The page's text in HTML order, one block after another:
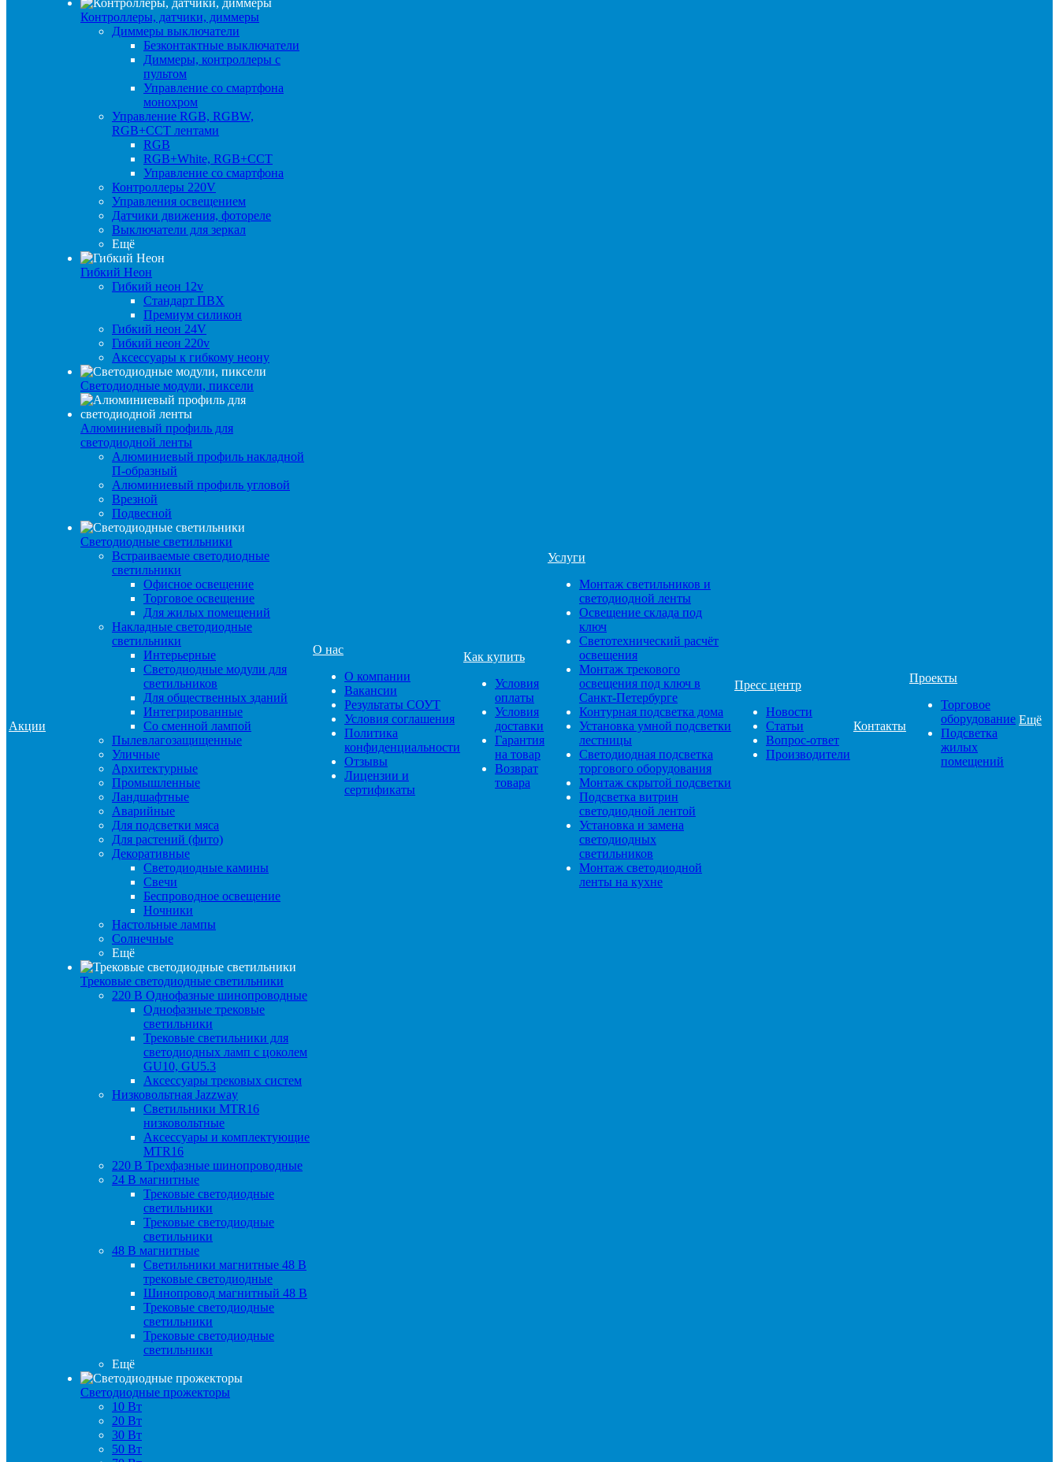
Акции
Контроллеры, датчики, диммеры
Диммеры выключатели
Безконтактные выключатели
Диммеры, контроллеры с
пультом
Управление со смартфона
монохром
Управление RGB, RGBW,
RGB+CCT лентами
RGB
RGB+White, RGB+CCT
Управление со смартфона
Контроллеры 220V
Управления освещением
Датчики движения, фотореле
Выключатели для зеркал
Ещё
Гибкий Неон
Гибкий неон 12v
Стандарт ПВХ
Премиум силикон
Гибкий неон 24V
Гибкий неон 220v
Аксессуары к гибкому неону
Светодиодные модули, пиксели
Алюминиевый профиль для
светодиодной ленты
Алюминиевый профиль накладной
П-образный
Алюминиевый профиль угловой
Врезной
Подвесной
Светодиодные светильники
Встраиваемые светодиодные
светильники
Офисное освещение
Торговое освещение
Для жилых помещений
Накладные светодиодные
светильники
Интерьерные
Светодиодные модули для
светильников
Для общественных зданий
Интегрированные
Со сменной лампой
Пылевлагозащищенные
Уличные
Архитектурные
Промышленные
Ландшафтные
Аварийные
Для подсветки мяса
Для растений (фито)
Декоративные
Светодиодные камины
Свечи
Беспроводное освещение
Ночники
Настольные лампы
Солнечные
Ещё
Трековые светодиодные светильники
220 B Однофазные шинопроводные
Однофазные трековые
светильники
Трековые светильники для
светодиодных ламп с цоколем
GU10, GU5.3
Аксессуары трековых систем
Низковольтная Jazzway
Светильники MTR16
низковольтные
Аксессуары и комплектующие
MTR16
220 B Трехфазные шинопроводные
24 B магнитные
Трековые светодиодные
светильники
Трековые светодиодные
светильники
48 B магнитные
Светильники магнитные 48 В
трековые светодиодные
Шинопровод магнитный 48 В
Трековые светодиодные
светильники
Трековые светодиодные
светильники
Ещё
Светодиодные прожекторы
10 Вт
20 Вт
30 Вт
50 Вт
О нас
О компании
Вакансии
Результаты СОУТ
Условия соглашения
Политика
конфиденциальности
Отзывы
Лицензии и
сертификаты
Как купить
Условия
оплаты
Условия
доставки
Гарантия
на товар
Возврат
товара
Услуги
Монтаж светильников и
светодиодной ленты
Освещение склада под
ключ
Светотехнический расчёт
освещения
Монтаж трекового
освещения под ключ в
Санкт-Петербурге
Контурная подсветка дома
Установка умной подсветки
лестницы
Светодиодная подсветка
торгового оборудования
Монтаж скрытой подсветки
Подсветка витрин
светодиодной лентой
Установка и замена
светодиодных
светильников
Монтаж светодиодной
ленты на кухне
Пресс центр
Новости
Статьи
Вопрос-ответ
Производители
Контакты
Проекты
Торговое
оборудование
Подсветка
жилых
помещений
Ещё